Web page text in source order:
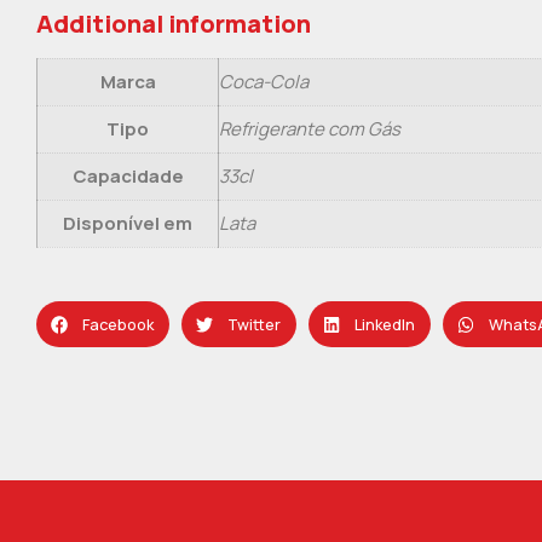
Additional information
Marca
Coca-Cola
Tipo
Refrigerante com Gás
Capacidade
33cl
Disponível em
Lata
Facebook Twitter LinkedIn